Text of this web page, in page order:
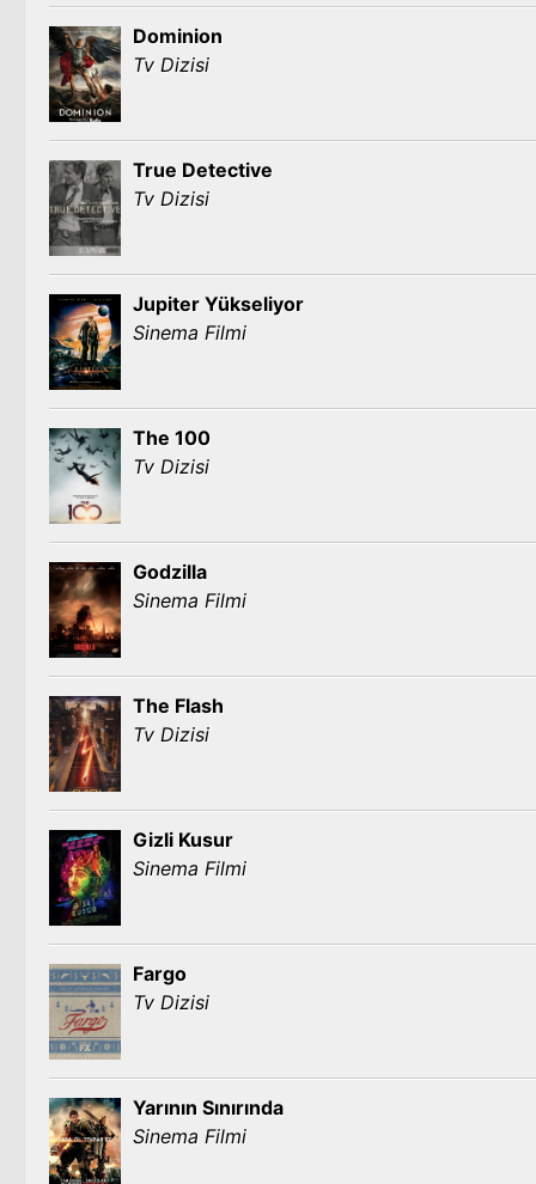
Dominion
Tv Dizisi
True Detective
Tv Dizisi
Jupiter Yükseliyor
Sinema Filmi
The 100
Tv Dizisi
Godzilla
Sinema Filmi
The Flash
Tv Dizisi
Gizli Kusur
Sinema Filmi
Fargo
Tv Dizisi
Yarının Sınırında
Sinema Filmi